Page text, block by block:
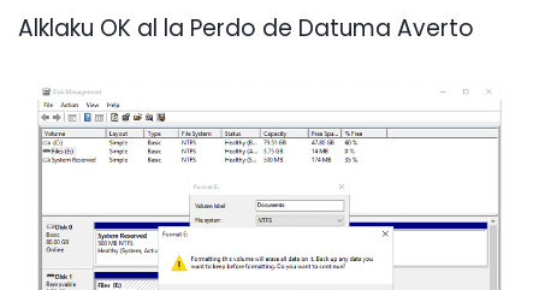
Alklaku OK al la Perdo de Datuma Averto